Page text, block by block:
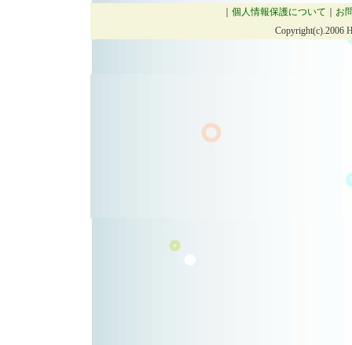
個人情報保護について
お
Copyright(c).2006